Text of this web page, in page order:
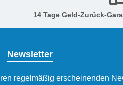
14 Tage Geld-Zurück-
Newsletter
regelmäßig erscheinenden